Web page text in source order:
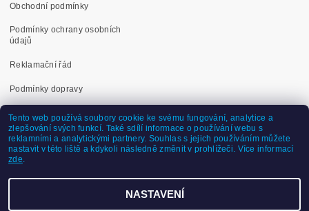
Obchodní podmínky
Podmínky ochrany osobních
údajů
Reklamační řád
Podmínky dopravy
Dokumenty ke stažení
Dřevěné pelety a brikety
Pranacz.cz, všechna práva vyhrazena
Tento web používá soubory cookie ke svému fungování, analytice a
zlepšování svých funkcí. Také sdílí informace o používání webu s
reklamními a analytickými partnery. Souhlas s jejich používáním můžete
nastavit v této liště a kdykoli následně změnit v prohlížeči. Více informací
zde.
NASTAVENÍ